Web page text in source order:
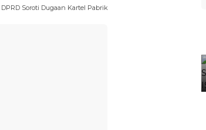
Soroti Dugaan Kartel Pabrik